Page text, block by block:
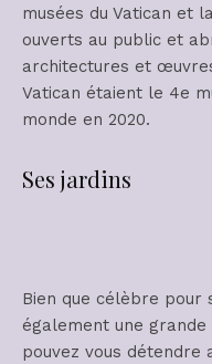
musées du Vatican et
ouverts au public et
architectures et
Vatican étaient le 4e
monde en 2020.
Ses jardins
Bien que célèbre pour
également une grande
pouvez vous détendre